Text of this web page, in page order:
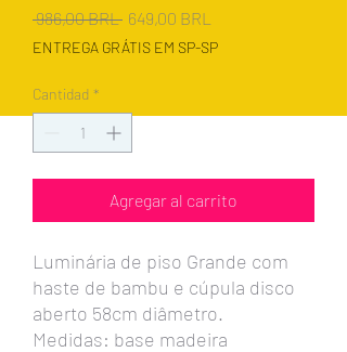
986,00 BRL Precio
649,00 BRL
de
oferta
ENTREGA GRÁTIS EM SP-SP
Cantidad *
Agregar al carrito
Luminária de piso Grande com
haste de bambu e cúpula disco
aberto 58cm diâmetro.
Medidas: base madeira